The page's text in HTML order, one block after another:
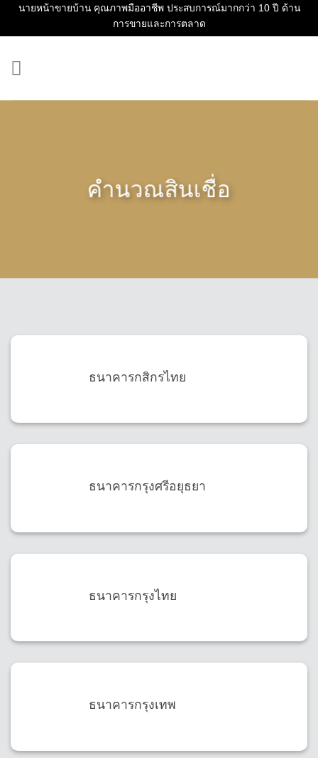
Skipนายหน้าขายบ้าน คุณภาพมืออาชีพ ประสบการณ์มากกว่า 10 ปี ด้าน
การขายและการตลาด
คำนวณสินเชื่อ
ธนาคารกสิกรไทย
ธนาคารกรุงศรีอยุธยา
ธนาคารกรุงไทย
ธนาคารกรุงเทพ